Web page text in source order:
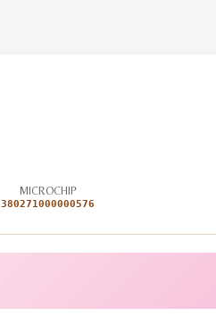
MICROCHIP
380271000000576